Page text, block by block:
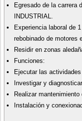
Egresado de la carrera
INDUSTRIAL.
Experiencia laboral de
rebobinado de motores
Residir en zonas
Funciones:
Ejecutar las
Investigar y
Realizar
Instalación y